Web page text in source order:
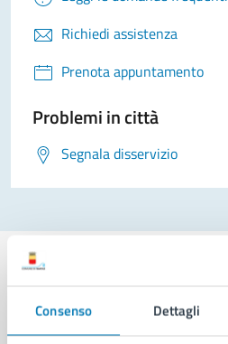
Consenso Dettagli
Richiedi assistenza
Prenota appuntamento
Problemi in città
Segnala disservizio
Comune di Napoli